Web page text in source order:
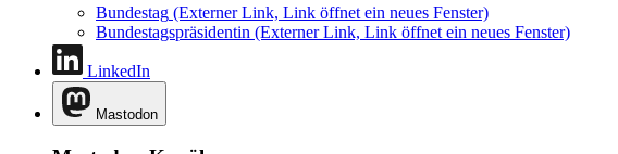
Bundestag (Externer Link, Link öffnet ein neues Fenster)
Bundestagspräsidentin (Externer Link, Link öffnet ein neues Fenster)
LinkedIn
Mastodon